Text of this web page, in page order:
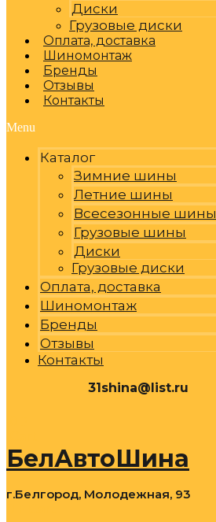
Диски
Грузовые диски
Оплата, доставка
Шиномонтаж
Бренды
Отзывы
Контакты
Menu
Каталог
Зимние шины
Летние шины
Всесезонные шины
Грузовые шины
Диски
Грузовые диски
Оплата, доставка
Шиномонтаж
Бренды
Отзывы
Контакты
31shina@list.ru
БелАвтоШина
г.Белгород, Молодежная, 93